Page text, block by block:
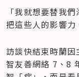
「我就想要替我
把這些人的影響力
訪談快結束時蘭
智友善網絡 7、8